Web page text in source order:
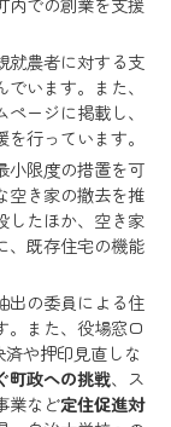
内での創業を支援
就農者に対する支
います。また、
ージに掲載し、
行っています。
小限度の措置を可
空き家の撤去を推
したほか、空き家
、既存住宅の機能
出の委員による住
。また、役場窓口
や押印見直しな
町政への挑戦、ス
業など定住促進対